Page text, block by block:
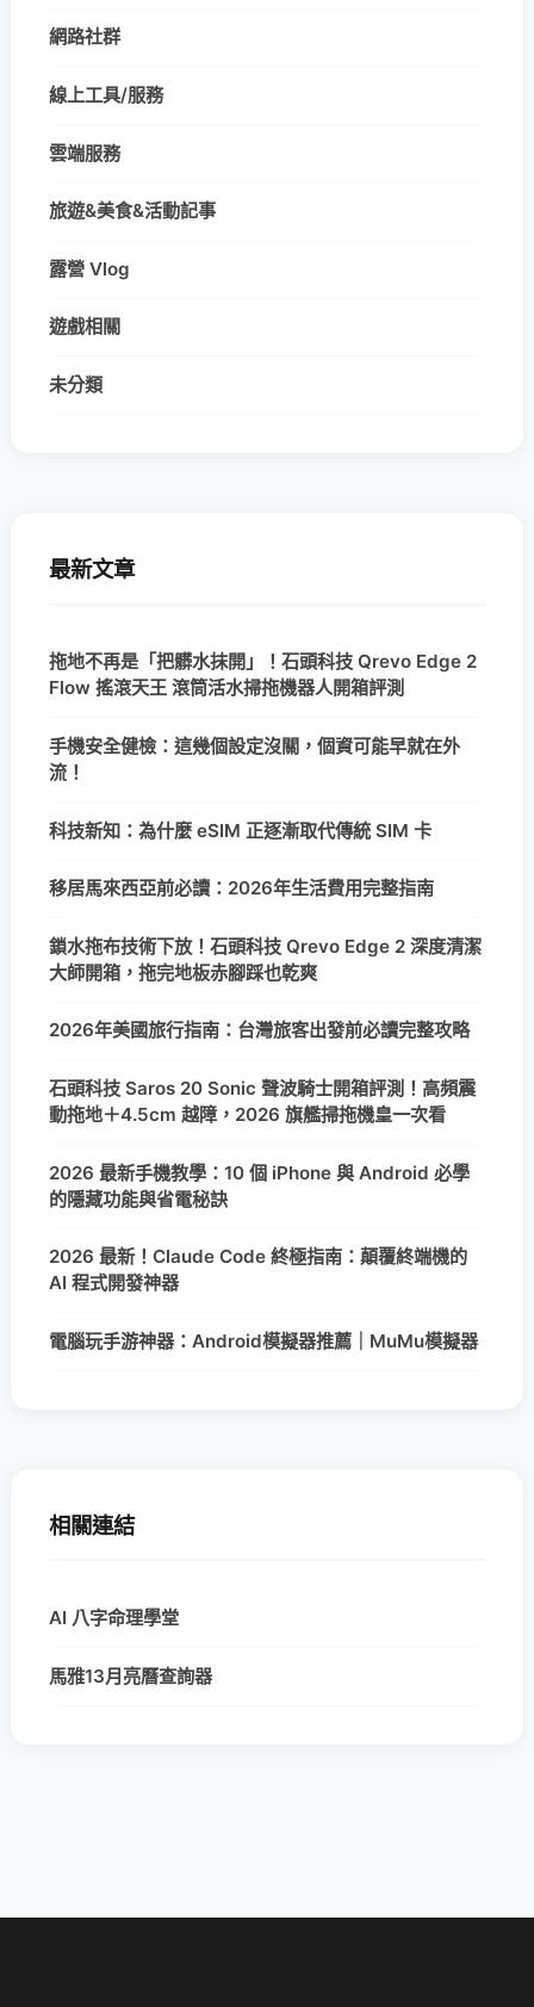
網路社群
線上工具/服務
雲端服務
旅遊&美食&活動記事
露營 Vlog
遊戲相關
未分類
最新文章
拖地不再是「把髒水抹開」！石頭科技 Qrevo Edge 2
Flow 搖滾天王 滾筒活水掃拖機器人開箱評測
手機安全健檢：這幾個設定沒關，個資可能早就在外
流！
科技新知：為什麼 eSIM 正逐漸取代傳統 SIM 卡
移居馬來西亞前必讀：2026年生活費用完整指南
鎖水拖布技術下放！石頭科技 Qrevo Edge 2 深度清潔
大師開箱，拖完地板赤腳踩也乾爽
2026年美國旅行指南：台灣旅客出發前必讀完整攻略
石頭科技 Saros 20 Sonic 聲波騎士開箱評測！高頻震
動拖地＋4.5cm 越障，2026 旗艦掃拖機皇一次看
2026 最新手機教學：10 個 iPhone 與 Android 必學
的隱藏功能與省電秘訣
2026 最新！Claude Code 終極指南：顛覆終端機的
AI 程式開發神器
電腦玩手游神器：Android模擬器推薦｜MuMu模擬器
相關連結
AI 八字命理學堂
馬雅13月亮曆查詢器